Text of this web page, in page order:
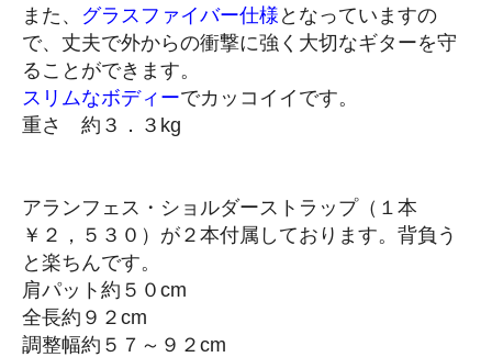
また、 グラスファイバー仕様 となっていますの
で、丈夫で外からの衝撃に強く大切なギターを守
ることができます。
スリムなボディーでカッコイイです。
重さ 約３．３kg
アランフェス・ショルダーストラップ（１本
￥２，５３０）が２本付属しております。背負う
と楽ちんです。
肩パット約５０cm
全長約９２cm
調整幅約５７～９２cm